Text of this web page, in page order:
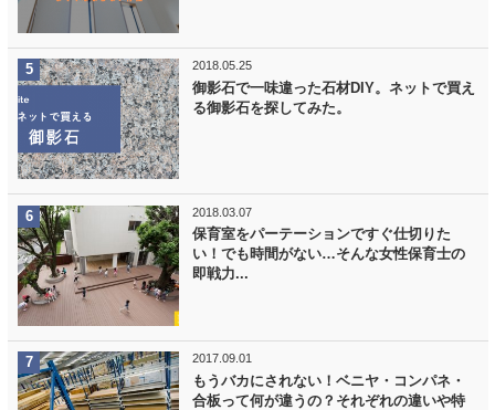
2018.05.25
御影石で一味違った石材DIY。ネットで買え
る御影石を探してみた。
2018.03.07
保育室をパーテーションですぐ仕切りた
い！でも時間がない…そんな女性保育士の
即戦力...
2017.09.01
もうバカにされない！ベニヤ・コンパネ・
合板って何が違うの？それぞれの違いや特